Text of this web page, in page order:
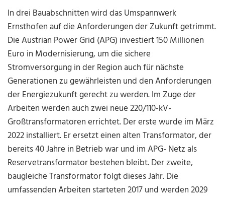
In drei Bauabschnitten wird das Umspannwerk
Ernsthofen auf die Anforderungen der Zukunft getrimmt.
Die Austrian Power Grid (APG) investiert 150 Millionen
Euro in Modernisierung, um die sichere
Stromversorgung in der Region auch für nächste
Generationen zu gewährleisten und den Anforderungen
der Energiezukunft gerecht zu werden. Im Zuge der
Arbeiten werden auch zwei neue 220/110-kV-
Großtransformatoren errichtet. Der erste wurde im März
2022 installiert. Er ersetzt einen alten Transformator, der
bereits 40 Jahre in Betrieb war und im APG- Netz als
Reservetransformator bestehen bleibt. Der zweite,
baugleiche Transformator folgt dieses Jahr. Die
umfassenden Arbeiten starteten 2017 und werden 2029